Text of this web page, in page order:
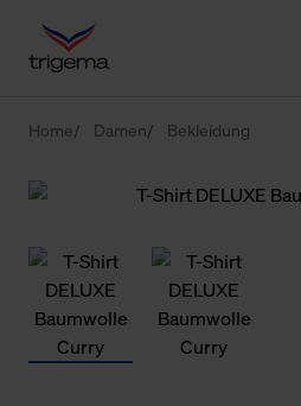
Home Damen Bekleidung